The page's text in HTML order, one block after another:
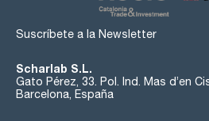
Suscríbete a la Newsletter
Scharlab S.L.
Gato Pérez, 33. Pol. Ind. Mas d’en
Barcelona, España